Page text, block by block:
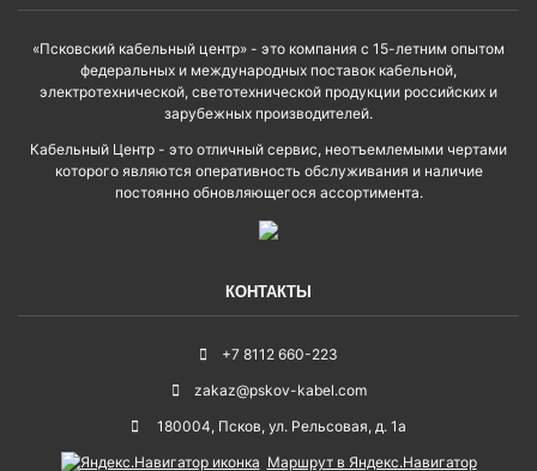
«Псковский кабельный центр» - это компания с 15-летним опытом
федеральных и международных поставок кабельной,
электротехнической, светотехнической продукции российских и
зарубежных производителей.
Кабельный Центр - это отличный сервис, неотъемлемыми чертами
которого являются оперативность обслуживания и наличие
постоянно обновляющегося ассортимента.
КОНТАКТЫ
+7 8112 660-223
zakaz@pskov-kabel.com
180004, Псков, ул. Рельсовая, д. 1а
Маршрут в Яндекс.Навигатор